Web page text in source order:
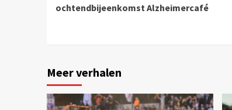
ochtendbijeenkomst Alzheimercafé
Meer verhalen